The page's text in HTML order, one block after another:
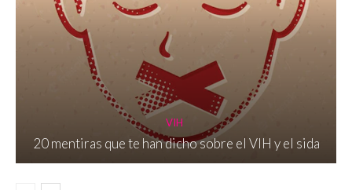
VIH
20 mentiras que te han dicho sobre el VIH y el sida